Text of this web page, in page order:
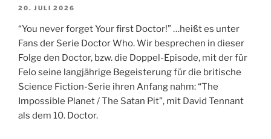
20. JULI 2026
“You never forget Your first Doctor!” …heißt es unter
Fans der Serie Doctor Who. Wir besprechen in dieser
Folge den Doctor, bzw. die Doppel-Episode, mit der für
Felo seine langjährige Begeisterung für die britische
Science Fiction-Serie ihren Anfang nahm: “The
Impossible Planet / The Satan Pit”, mit David Tennant
als dem 10. Doctor.